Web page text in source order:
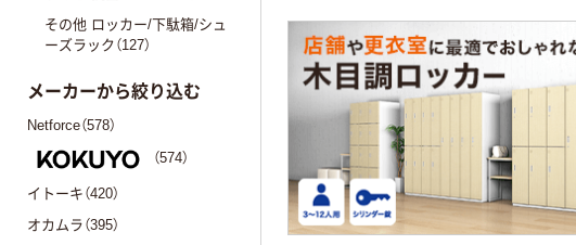
その他 ロッカー/下駄箱/シュ
ーズラック（127）
メーカーから絞り込む
Netforce（578）
（574）
イトーキ（420）
オカムラ（395）